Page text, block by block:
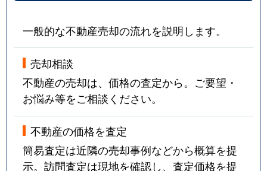
一般的な不動産売却の流れを説明します。
売却相談
不動産の売却は、価格の査定から。ご要望・
お悩み等をご相談ください。
不動産の価格を査定
簡易査定は近隣の売却事例などから概算を提
示。訪問査定は現地を確認し、査定価格を提